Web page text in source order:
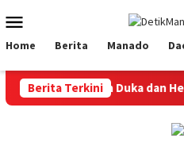
ke
kontenMobile
Home Berita Manado
Berita Terkini
Sampaikan Duka dan Hentikan